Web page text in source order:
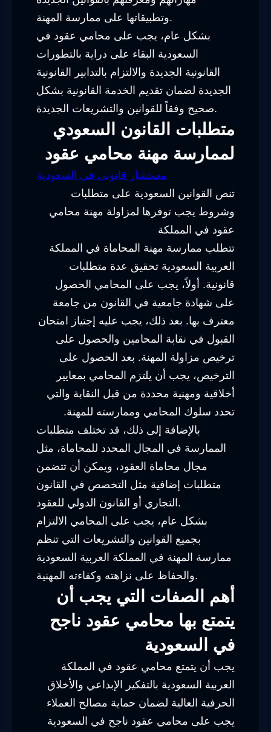
وتطبيقاتها على ممارسة المهنة.
بشكل عام، يجب على محامي عقود في
السعودية البقاء على دراية بالتطورات
القانونية الجديدة والالتزام بالتدابير القانونية
الجديدة لضمان تقديم الخدمة القانونية بشكل
صحيح وفقاً للقوانين والتشريعات الجديدة.
متطلبات القانون السعودي
لممارسة مهنة محامي عقود
مستشار قانوني في السعودية
تنص القوانين السعودية على متطلبات
وشروط يجب توفرها لمزاولة مهنة محامي
عقود في المملكة
تتطلب ممارسة مهنة المحاماة في المملكة
العربية السعودية تحقيق عدة متطلبات
قانونية. أولاً، يجب على المحامي الحصول
على شهادة جامعية في القانون من جامعة
معترف بها. بعد ذلك، يجب عليه إجتياز امتحان
القبول في نقابة المحامين والحصول على
ترخيص مزاولة المهنة. بعد الحصول على
الترخيص، يجب أن يلتزم المحامي بمعايير
أخلاقية ومهنية محددة من قبل النقابة والتي
تحدد سلوك المحامي وممارسته للمهنة.
بالإضافة إلى ذلك، قد تختلف متطلبات
الممارسة في المجال المحدد للمحاماة، مثل
مجال محاماة العقود، ويمكن أن تتضمن
متطلبات إضافية مثل التخصص في القانون
التجاري أو القانون الدولي للعقود.
بشكل عام، يجب على المحامي الالتزام
بجميع القوانين والتشريعات التي تنظم
ممارسة المهنة في المملكة العربية السعودية
والحفاظ على نزاهته وكفاءته المهنية.
أهم الصفات التي يجب أن
يتمتع بها محامي عقود ناجح
في السعودية
يجب أن يتمتع محامي عقود في المملكة
العربية السعودية بالتفكير الإبداعي والأخلاق
الحرفية العالية لضمان حماية مصالح العملاء
يجب على محامي عقود ناجح في السعودية